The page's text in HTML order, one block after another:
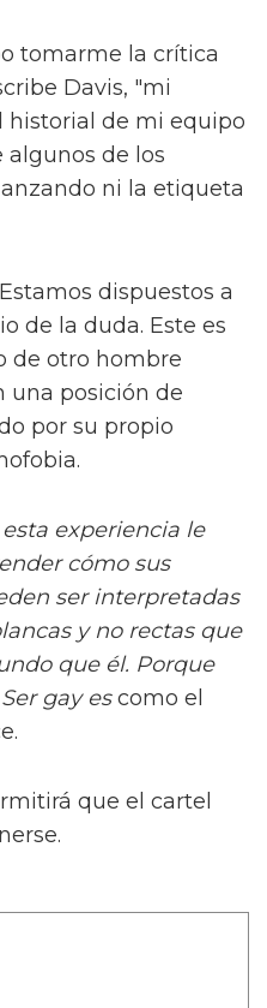
tomarme la crítica
Davis, "mi
historial de mi equipo
algunos de los
ni la etiqueta
Estamos dispuestos a
de la duda. Este es
de otro hombre
una posición de
por su propio
experiencia le
cómo sus
ser interpretadas
y no rectas que
que él. Porque
gay escomo el
que el cartel